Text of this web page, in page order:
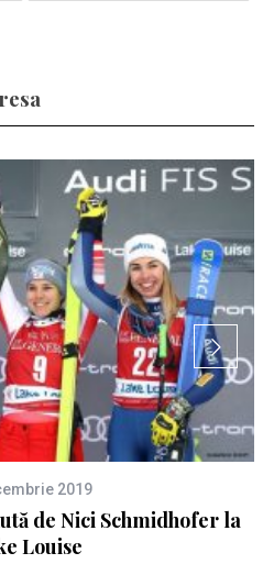
2019
de Nici Schmidhofer la
Louise